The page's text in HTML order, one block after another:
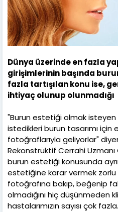
Dünya üzerinde en fazla
girişimlerinin başında
fazla tartışılan konu ise,
ihtiyaç olunup olunmadığı
"Burun estetiği olmak isteyen
istedikleri burun tasarımı için
fotoğraflarıyla geliyorlar"
Rekonstrüktif Cerrahi
burun estetiği konusunda
estetiğine karar vermek zorlu
fotoğrafına bakıp, beğenip
olmadığını hiç düşünmeden
hastalarımızın sayısı çok fazla.